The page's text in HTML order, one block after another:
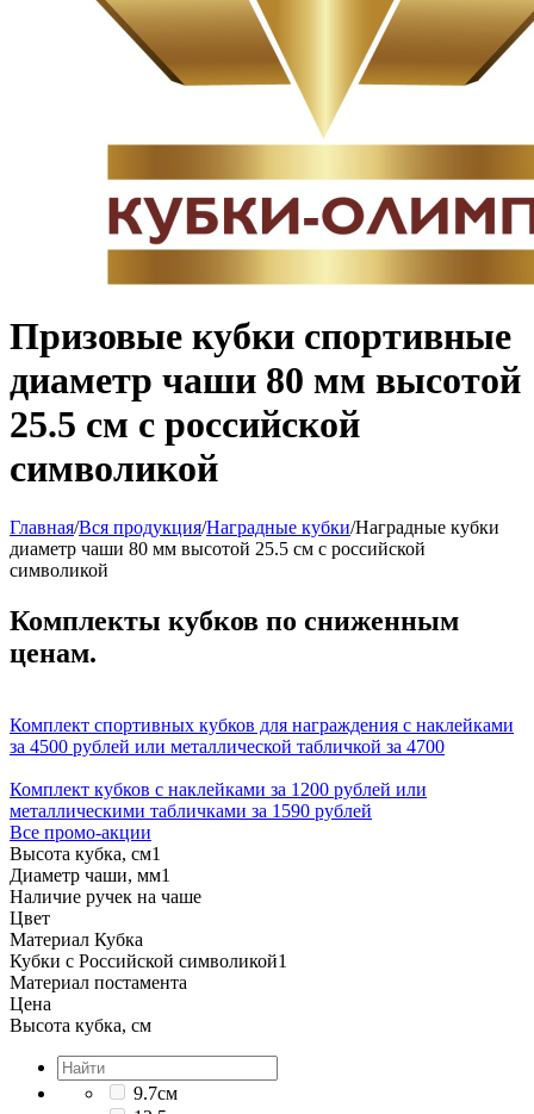
Призовые кубки спортивные
диаметр чаши 80 мм высотой
25.5 см с российской
символикой
Главная/Вся продукция/Наградные кубки/Наградные кубки
диаметр чаши 80 мм высотой 25.5 см с российской
символикой
Комплекты кубков по сниженным
ценам.
Комплект спортивных кубков для награждения с наклейками
за 4500 рублей или металлической табличкой за 4700
Комплект кубков с наклейками за 1200 рублей или
металлическими табличками за 1590 рублей
Все промо-акции
Высота кубка, см1
Диаметр чаши, мм1
Наличие ручек на чаше
Цвет
Материал Кубка
Кубки с Российской символикой1
Материал постамента
Цена
Высота кубка, см
9.7см